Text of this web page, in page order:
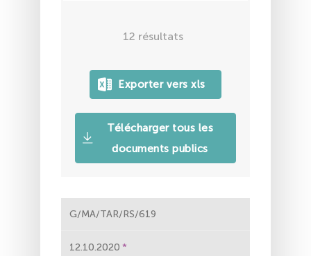
12 résultats
Télécharger tous les
documents publics
G/MA/TAR/RS/619
12.10.2020